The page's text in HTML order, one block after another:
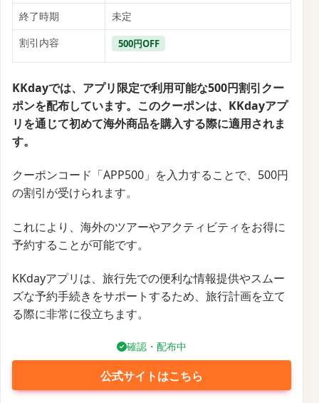
終了時期
未定
割引内容
500円OFF
KKdayでは、アプリ限定で利用可能な500円割引クー
ポンを配布しています。このクーポンは、KKdayアプ
リを通じて初めて海外商品を購入する際に適用されま
す。
クーポンコード「APP500」を入力することで、500円
の割引が受けられます。
これにより、海外のツアーやアクティビティをお得に
予約することが可能です。
KKdayアプリは、旅行先での便利な情報提供やスムー
ズな予約手続きをサポートするため、旅行計画を立て
る際に非常に役立ちます。
確認・配布中
公式サイトはこちら